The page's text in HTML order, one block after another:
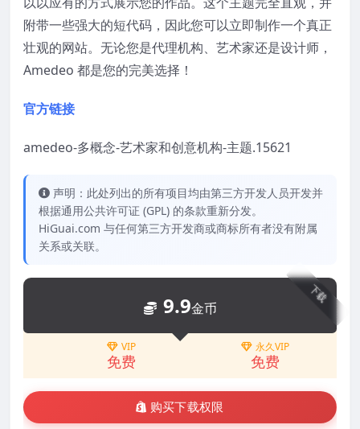
附带一些强大的短代码，因此您可以立即制作一个真正
壮观的网站。无论您是代理机构、艺术家还是设计师，
Amedeo 都是您的完美选择！
官方链接
amedeo-多概念-艺术家和创意机构-主题.15621
声明：此处列出的所有项目均由第三方开发人员开发并
根据通用公共许可证 (GPL) 的条款重新分发。
HiGuai.com 与任何第三方开发商或商标所有者没有附属
关系或关联。
下载
9.9金币
VIP
免费
永久VIP
免费
购买下载权限